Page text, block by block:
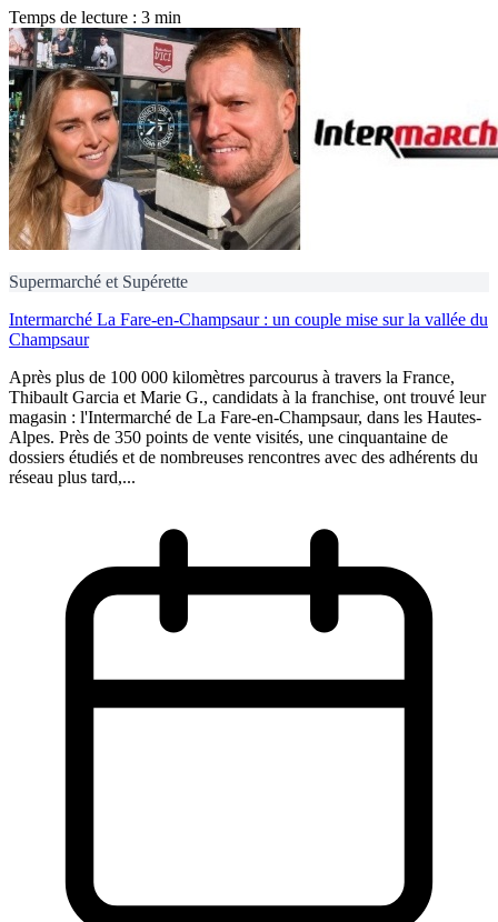
Temps de lecture : 3 min
Supermarché et Supérette
Intermarché La Fare-en-Champsaur : un couple mise sur la vallée du
Champsaur
Après plus de 100 000 kilomètres parcourus à travers la France,
Thibault Garcia et Marie G., candidats à la franchise, ont trouvé leur
magasin : l'Intermarché de La Fare-en-Champsaur, dans les Hautes-
Alpes. Près de 350 points de vente visités, une cinquantaine de
dossiers étudiés et de nombreuses rencontres avec des adhérents du
réseau plus tard,...